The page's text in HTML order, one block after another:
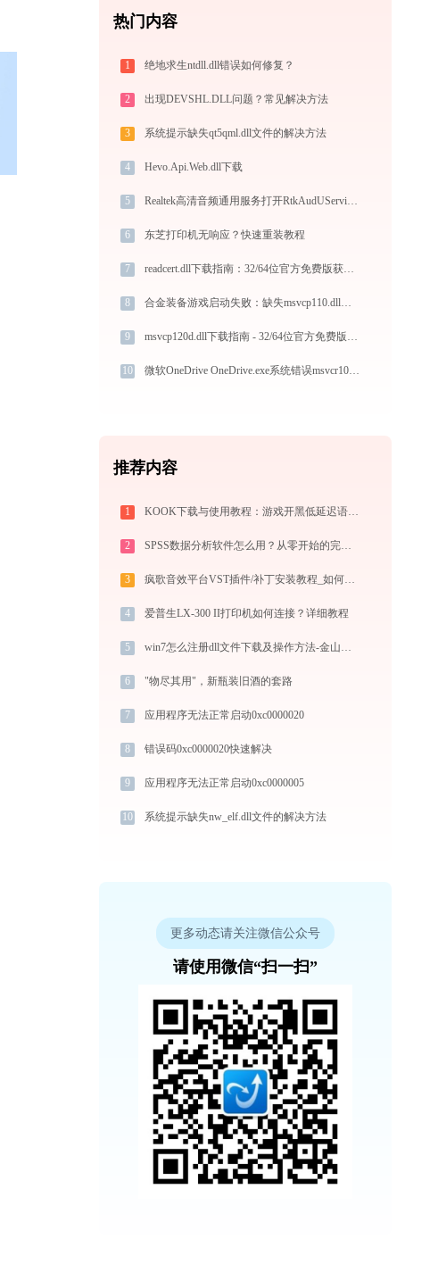
热门内容
1 绝地求生ntdll.dll错误如何修复？
2 出现DEVSHL.DLL问题？常见解决方法
3 系统提示缺失qt5qml.dll文件的解决方法
4 Hevo.Api.Web.dll下载
5 Realtek高清音频通用服务打开RtkAudUService64.exe提示0xc0000006错误码怎么办
6 东芝打印机无响应？快速重装教程
7 readcert.dll下载指南：32/64位官方免费版获取与修复方法
8 合金装备游戏启动失败：缺失msvcp110.dll怎么办？
9 msvcp120d.dll下载指南 - 32/64位官方免费版解决DLL缺失问题
10 微软OneDrive OneDrive.exe系统错误msvcr100.dll丢失如何解决
推荐内容
1 KOOK下载与使用教程：游戏开黑低延迟语音全指南
2 SPSS数据分析软件怎么用？从零开始的完整操作指南（附实战案例）
3 疯歌音效平台VST插件/补丁安装教程_如何加载插件效果包
4 爱普生LX-300 II打印机如何连接？详细教程
5 win7怎么注册dll文件下载及操作方法-金山毒霸
6 "物尽其用"，新瓶装旧酒的套路
7 应用程序无法正常启动0xc0000020
8 错误码0xc0000020快速解决
9 应用程序无法正常启动0xc0000005
10 系统提示缺失nw_elf.dll文件的解决方法
更多动态请关注微信公众号
请使用微信“扫一扫”